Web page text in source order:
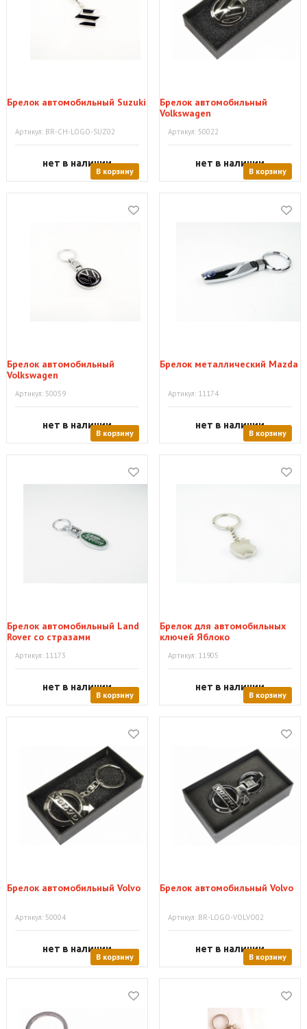
Брелок автомобильный Suzuki
Артикул: BR-CH-LOGO-SUZ02
нет в наличии
В корзину
Брелок автомобильный
Volkswagen
Артикул: 50022
нет в наличии
В корзину
Брелок автомобильный
Volkswagen
Артикул: 50059
нет в наличии
В корзину
Брелок металлический Mazda
Артикул: 11174
нет в наличии
В корзину
Брелок автомобильный Land
Rover со стразами
Артикул: 11173
нет в наличии
В корзину
Брелок для автомобильных
ключей Яблоко
Артикул: 11905
нет в наличии
В корзину
Брелок автомобильный Volvo
Артикул: 50004
нет в наличии
В корзину
Брелок автомобильный Volvo
Артикул: BR-LOGO-VOLVO02
нет в наличии
В корзину